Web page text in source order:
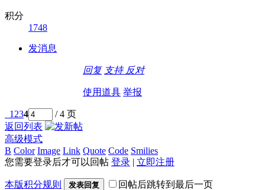
积分
1748
发消息
回复 支持 反对
使用道具 举报
1 234
/ 4 页
返回列表
高级模式
B Color Image Link Quote Code Smilies
您需要登录后才可以回帖 登录 | 立即注册
本版积分规则 发表回复 回帖后跳转到最后一页